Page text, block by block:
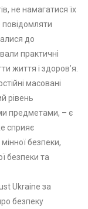
не намагатися їх
повідомляти
до
практичні
життя і здоров’я.
масовані
рівень
предметами, – є
сприяє
безпеки,
безпеки та
Ukraine за
безпеку